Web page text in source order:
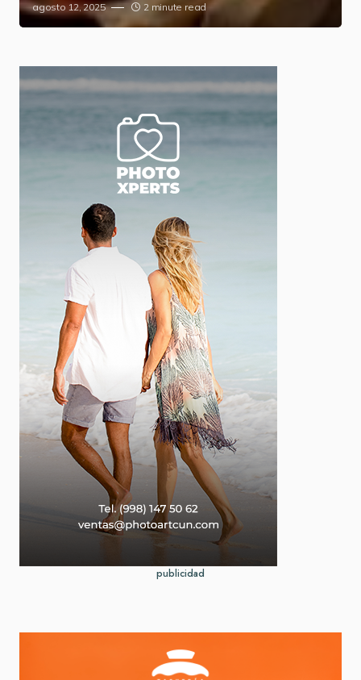
agosto 12, 2025 2 minute read
publicidad